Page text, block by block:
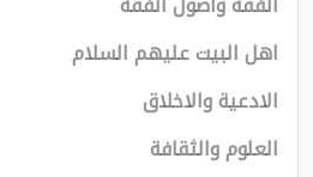
عليهم السلام
والاخلاق